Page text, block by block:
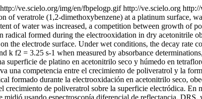
http://ve.scielo.org/img/en/fbpelogp.gif http://ve.scielo.org http://
of veratrole (1,2-dimethoxybenzene) at a platinum surface,
of water was increased, a competition between growth of
formed during the electrooxidation in dry acetonitrile
electrode surface. Under wet conditions, the decay rate
f2 = 3.25 s-1 when measured by absorbance
de platino en acetonitrilo seco y húmedo en
una competencia entre el crecimiento de poliveratrol y la
formado durante la electrooxidación en acetonitrilo seco,
de poliveratrol sobre la superficie electródica. En
usando espectroscopía diferencial de reflectancia,